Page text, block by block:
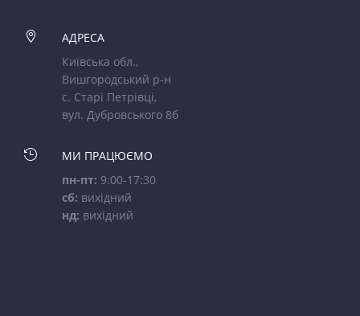

АДРЕСА
Київська обл.,
Вишгородський р-н
с. Старі Петрівці,
вул. Дубровського 8б

МИ ПРАЦЮЄМО
пн-пт: 9:00-17:30
сб: вихідний
нд: вихідний